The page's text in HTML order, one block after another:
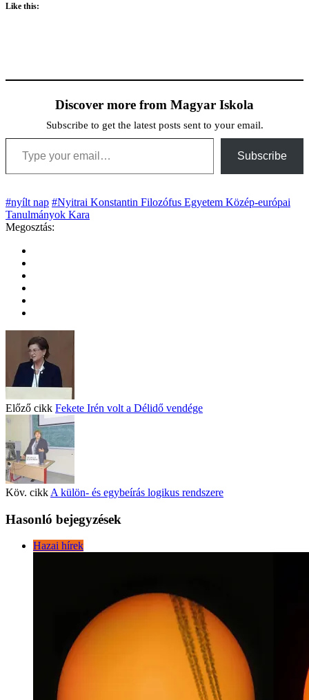
Like this:
Discover more from Magyar Iskola
Subscribe to get the latest posts sent to your email.
Type your email…
Subscribe
#nyílt nap #Nyitrai Konstantin Filozófus Egyetem Közép-európai
Tanulmányok Kara
Megosztás:
Előző cikk Fekete Irén volt a Délidő vendége
Köv. cikk A külön- és egybeírás logikus rendszere
Hasonló bejegyzések
Hazai hírek